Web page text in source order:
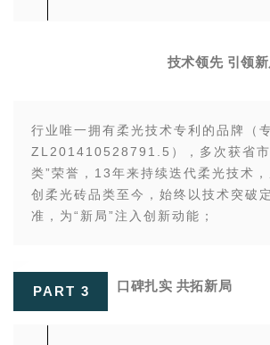
技术领先 引领
行业唯一拥有柔光技术专利的品牌（
ZL201410528791.5），多次获省市
类”荣誉，13年来持续迭代柔光技术
创柔光砖品类至今，始终以技术突破
准，为“新局”注入创新动能；
PART 3 口碑扎实 共拓新局